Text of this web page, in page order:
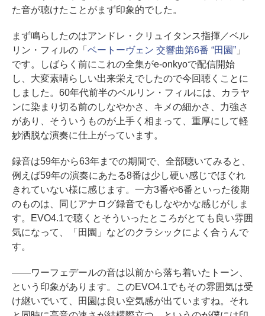
た音が聴けたことがまず印象的でした。
まず鳴らしたのはアンドレ・クリュイタンス指揮／ベル
リン・フィルの「 ベートーヴェン 交響曲第6番 “田園”」
です。しばらく前にこれの全集がe-onkyoで配信開始
し、大変素晴らしい出来栄えでしたので今回聴くことに
しました。60年代前半のベルリン・フィルには、カラヤ
ンに染まり切る前のしなやかさ、キメの細かさ、力強さ
があり、そういうものが上手く相まって、重厚にして軽
妙洒脱な演奏に仕上がっています。
録音は59年から63年までの期間で、全部聴いてみると、
例えば59年の演奏にあたる8番は少し硬い感じでほぐれ
きれていない様に感じます。一方3番や6番といった後期
のものは、同じアナログ録音でもしなやかな感じがしま
す。EVO4.1で聴くとそういったところがとても良い雰囲
気になって、「田園」などのクラシックによく合うんで
す。
――ワーフェデールの音は以前から落ち着いたトーン、
という印象があります。このEVO4.1でもその雰囲気は受
け継いでいて、田園は良い空気感が出ていますね。それ